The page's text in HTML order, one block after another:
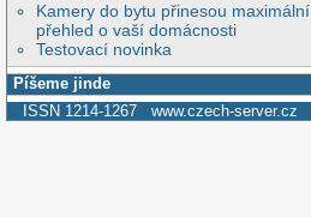
Kamery do bytu přinesou maximální
přehled o vaší domácnosti
Testovací novinka
Píšeme jinde
ISSN 1214-1267 www.czech-server.cz